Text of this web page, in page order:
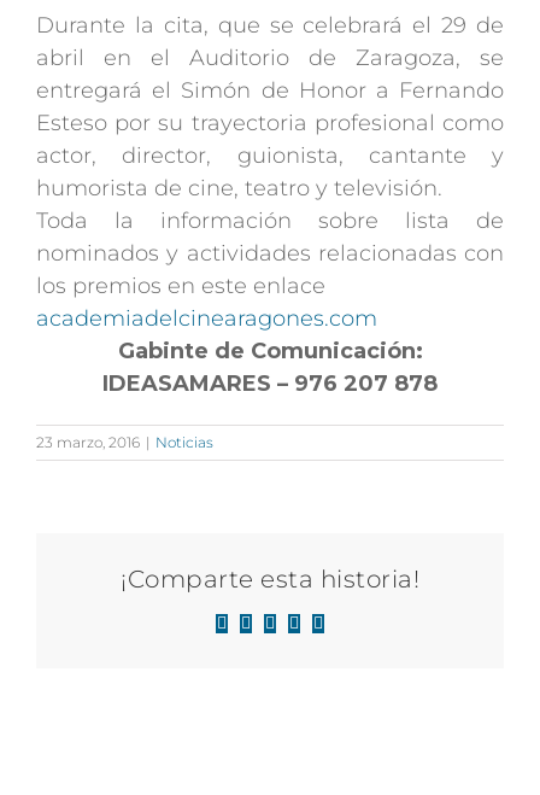
Durante la cita, que se celebrará el 29 de
abril en el Auditorio de Zaragoza, se
entregará el Simón de Honor a Fernando
Esteso por su trayectoria profesional como
actor, director, guionista, cantante y
humorista de cine, teatro y televisión.
Toda la información sobre lista de
nominados y actividades relacionadas con
los premios en este enlace
academiadelcinearagones.com
Gabinte de Comunicación:
IDEASAMARES – 976 207 878
23 marzo, 2016 | Noticias
¡Comparte esta historia!
Facebook
X LinkedIn
WhatsApp
Correo